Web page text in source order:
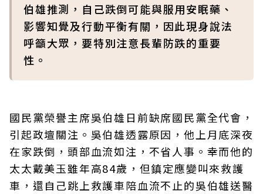
伯雄推測，自己跌倒可能與服用安眠藥、
影響知覺及行動平衡有關，因此現身說法
呼籲大眾，要特別注意長輩防跌的重要
性。
國民黨榮譽主席吳伯雄日前缺席國民黨全代會，
引起政壇關注。吳伯雄透露原因，他上月底深夜
在家跌倒，頭部血流如注，不省人事。幸而他的
太太戴美玉雖年高84歲，但鎮定應變叫來救護
車，還自己跳上救護車陪血流不止的吳伯雄送醫